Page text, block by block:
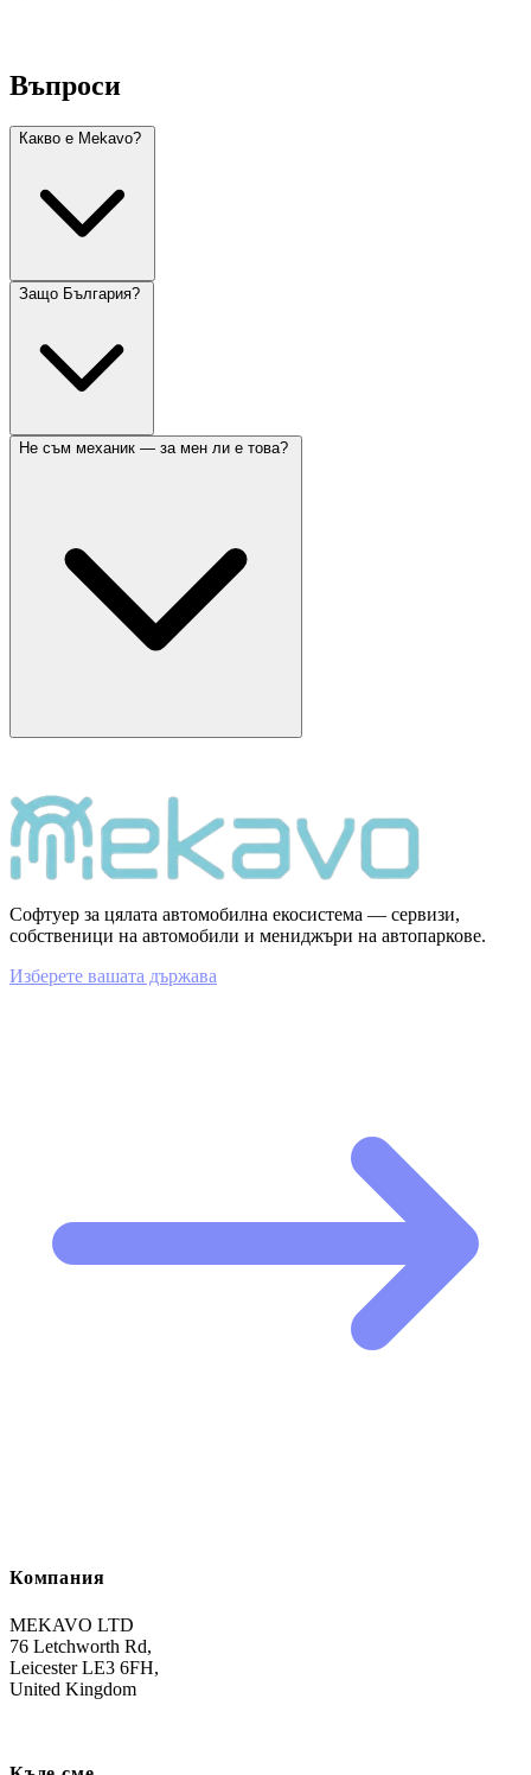
Въпроси
Какво е Mekavo?
Защо България?
Не съм механик — за мен ли е това?
Софтуер за цялата автомобилна екосистема — сервизи,
собственици на автомобили и мениджъри на автопаркове.
Изберете вашата държава
Компания
MEKAVO LTD
76 Letchworth Rd,
Leicester LE3 6FH,
United Kingdom